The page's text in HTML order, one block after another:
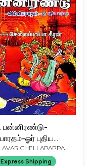
பன்னிரண்டு-
ஓர் புதிய
Pakadai
Villibaratham
CHELLAPAPPA
Express Shipping